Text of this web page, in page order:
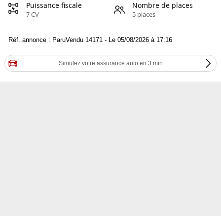
Puissance fiscale
7 CV
Nombre de places
5 places
Réf. annonce : ParuVendu 14171 - Le 05/08/2026 à 17:16
Simulez votre assurance auto en 3 min